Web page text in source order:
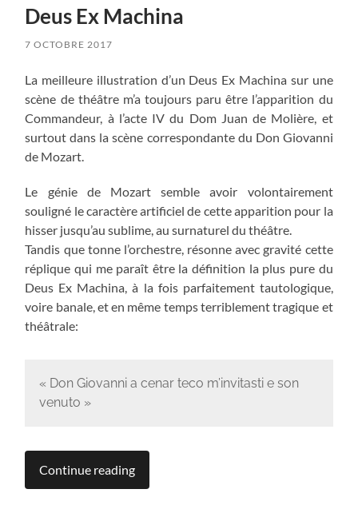
Deus Ex Machina
7 OCTOBRE 2017
La meilleure illustration d’un Deus Ex Machina sur une
scène de théâtre m’a toujours paru être l’apparition du
Commandeur, à l’acte IV du Dom Juan de Molière, et
surtout dans la scène correspondante du Don Giovanni
de Mozart.
Le génie de Mozart semble avoir volontairement
souligné le caractère artificiel de cette apparition pour la
hisser jusqu’au sublime, au surnaturel du théâtre.
Tandis que tonne l’orchestre, résonne avec gravité cette
réplique qui me paraît être la définition la plus pure du
Deus Ex Machina, à la fois parfaitement tautologique,
voire banale, et en même temps terriblement tragique et
théâtrale:
« Don Giovanni a cenar teco m’invitasti e son
venuto »
Continue reading